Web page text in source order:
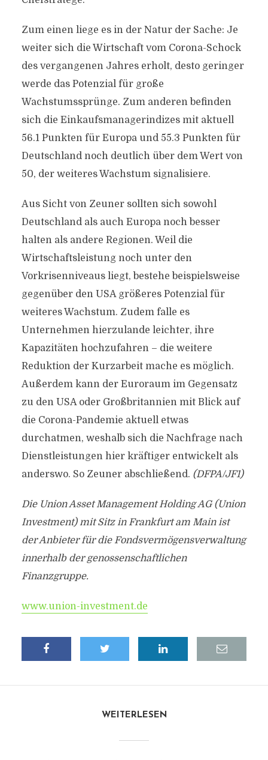
Zum einen liege es in der Natur der Sache: Je
weiter sich die Wirtschaft vom Corona-Schock
des vergangenen Jahres erholt, desto geringer
werde das Potenzial für große
Wachstumssprünge. Zum anderen befinden
sich die Einkaufsmanagerindizes mit aktuell
56.1 Punkten für Europa und 55.3 Punkten für
Deutschland noch deutlich über dem Wert von
50, der weiteres Wachstum signalisiere.
Aus Sicht von Zeuner sollten sich sowohl
Deutschland als auch Europa noch besser
halten als andere Regionen. Weil die
Wirtschaftsleistung noch unter den
Vorkrisenniveaus liegt, bestehe beispielsweise
gegenüber den USA größeres Potenzial für
weiteres Wachstum. Zudem falle es
Unternehmen hierzulande leichter, ihre
Kapazitäten hochzufahren – die weitere
Reduktion der Kurzarbeit mache es möglich.
Außerdem kann der Euroraum im Gegensatz
zu den USA oder Großbritannien mit Blick auf
die Corona-Pandemie aktuell etwas
durchatmen, weshalb sich die Nachfrage nach
Dienstleistungen hier kräftiger entwickelt als
anderswo. So Zeuner abschließend. (DFPA/JF1)
Die Union Asset Management Holding AG (Union
Investment) mit Sitz in Frankfurt am Main ist
der Anbieter für die Fondsvermögensverwaltung
innerhalb der genossenschaftlichen
Finanzgruppe.
www.union-investment.de
WEITERLESEN